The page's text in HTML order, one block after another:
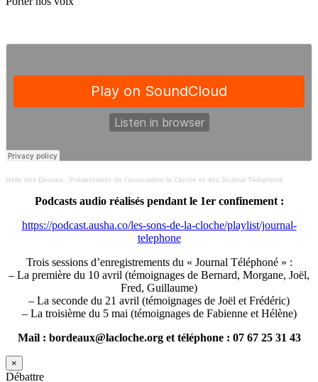
Halle des Douves · Présentation de l’association la Cloche et des Journal Téléphoné
Podcasts audio réalisés pendant le 1er confinement :
https://podcast.ausha.co/les-sons-de-la-cloche/playlist/journal-
telephone
Trois sessions d’enregistrements du « Journal Téléphoné » :
– La première du 10 avril (témoignages de Bernard, Morgane, Joël,
Fred, Guillaume)
– La seconde du 21 avril (témoignages de Joël et Frédéric)
– La troisième du 5 mai (témoignages de Fabienne et Hélène)
Mail : bordeaux@lacloche.org et téléphone : 07 67 25 31 43
×
Débattre